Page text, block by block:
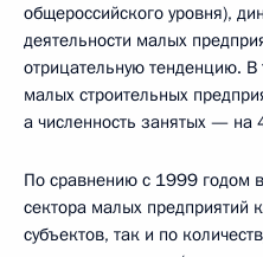
общероссийского уровня),
деятельности малых
отрицательную тенденцию.
малых строительных
а численность занятых — на
По сравнению с 1999 годом
сектора малых предприятий
субъектов, так и по